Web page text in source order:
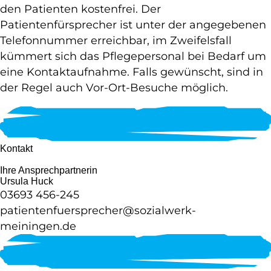
den Patienten kostenfrei. Der
Patientenfürsprecher ist unter der angegebenen
Telefonnummer erreichbar, im Zweifelsfall
kümmert sich das Pflegepersonal bei Bedarf um
eine Kontaktaufnahme. Falls gewünscht, sind in
der Regel auch Vor-Ort-Besuche möglich.
Kontakt
Ihre Ansprechpartnerin
Ursula Huck
03693 456-245
patientenfuersprecher@sozialwerk-
meiningen.de